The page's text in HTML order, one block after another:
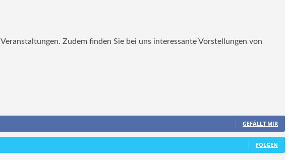
Zudem finden Sie bei uns interessante Vorstellungen von
GEFÄLLT MIR
FOLGEN